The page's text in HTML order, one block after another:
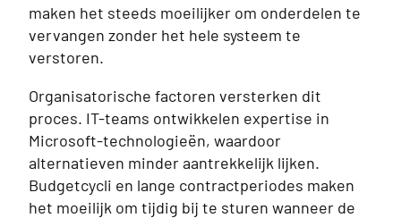
maken het steeds moeilijker om onderdelen te
vervangen zonder het hele systeem te
verstoren.
Organisatorische factoren versterken dit
proces. IT-teams ontwikkelen expertise in
Microsoft-technologieën, waardoor
alternatieven minder aantrekkelijk lijken.
Budgetcycli en lange contractperiodes maken
het moeilijk om tijdig bij te sturen wanneer de